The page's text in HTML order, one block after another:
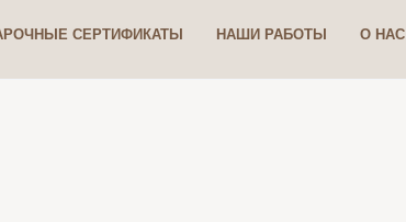
СЕРТИФИКАТЫ НАШИ РАБОТЫ О НАС